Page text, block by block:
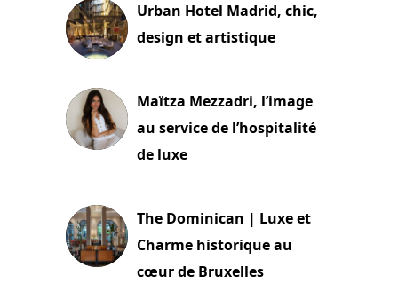
Urban Hotel Madrid, chic,
design et artistique
Maïtza Mezzadri, l’image
au service de l’hospitalité
de luxe
The Dominican | Luxe et
Charme historique au
cœur de Bruxelles